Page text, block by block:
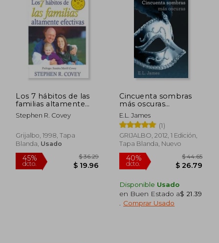
45%
dcto. $ 26.49
60%
dcto.
Los 7 hábitos de las
familias altamente
efectivas
Stephen R. Covey
Grijalbo, 1998, Tapa
Blanda, Usado
Cincuenta sombras
más oscuras
(Cincuenta sombras
2)
E.L. James
(1)
GRIJALBO, 2012, 1 Edición,
Tapa Blanda, Nuevo
Disponible Usado
en Buen Estado a$ 21.39
Comprar Usado